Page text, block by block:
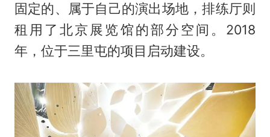
固定的、属于自己的演出场地，排练厅则
租用了北京展览馆的部分空间。2018
年，位于三里屯的项目启动建设。